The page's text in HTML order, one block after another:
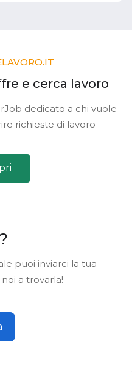
e cerca lavoro
dedicato a chi vuole
richieste di lavoro
puoi inviarci la tua
a trovarla!